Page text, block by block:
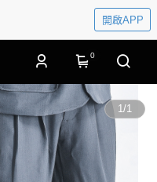
開啟APP
0
1/1